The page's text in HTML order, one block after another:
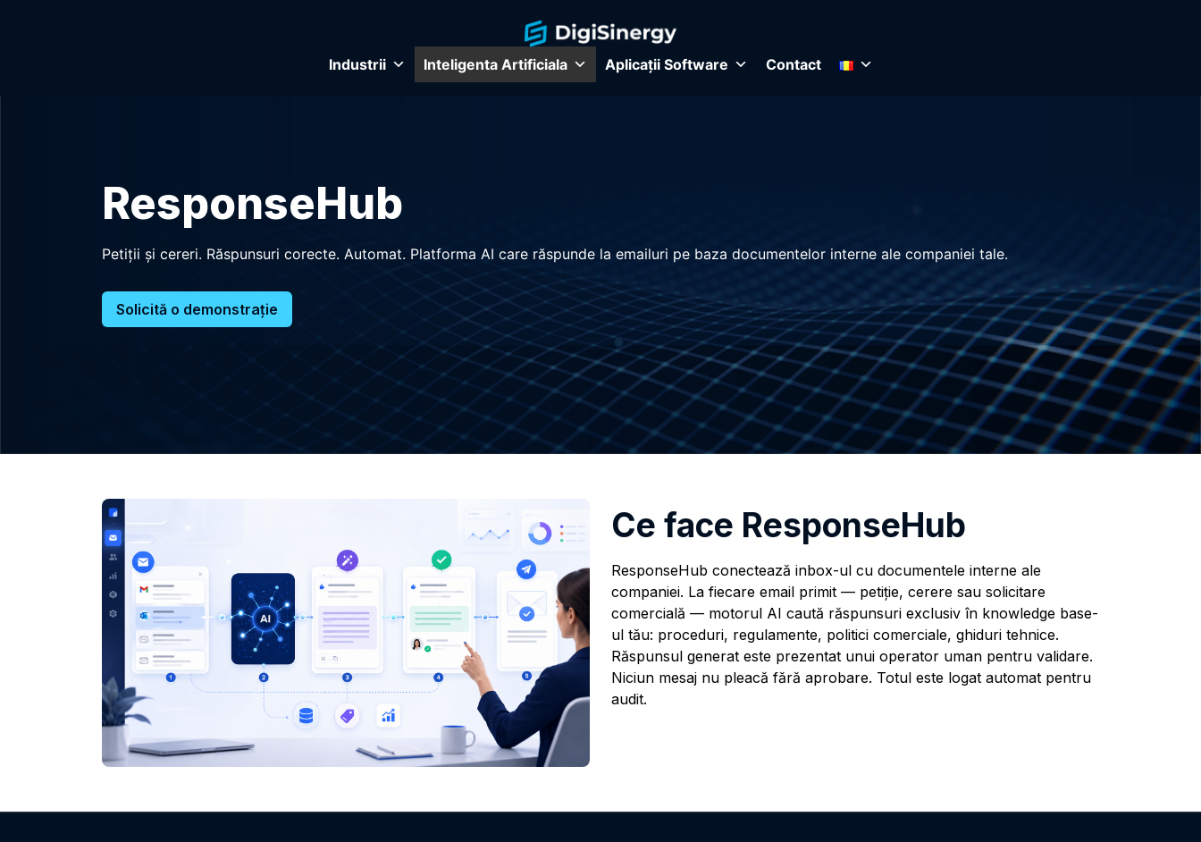
Industrii Inteligenta Artificiala Aplicații Software Contact
ResponseHub
Petiții și cereri. Răspunsuri corecte. Automat. Platforma AI care răspunde la emailuri pe baza documentelor interne ale companiei tale.
Solicită o demonstrație
Ce face ResponseHub
ResponseHub conectează inbox-ul cu documentele interne ale
companiei. La fiecare email primit — petiție, cerere sau solicitare
comercială — motorul AI caută răspunsuri exclusiv în knowledge base-
ul tău: proceduri, regulamente, politici comerciale, ghiduri tehnice.
Răspunsul generat este prezentat unui operator uman pentru validare.
Niciun mesaj nu pleacă fără aprobare. Totul este logat automat pentru
audit.